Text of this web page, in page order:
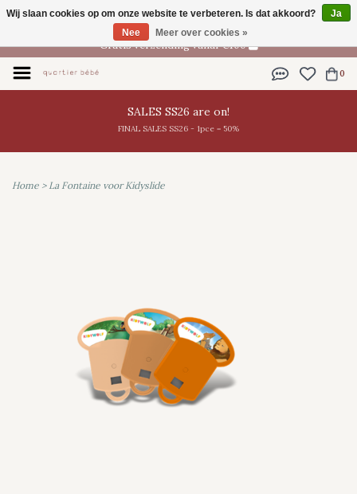
NL
Gratis verzending vanaf €100
0
SALES SS26 are on!
FINAL SALES SS26 - 1pce = 50%
Home > La Fontaine voor Kidyslide
Wij slaan cookies op om onze website te verbeteren. Is dat akkoord?
Ja
Nee
Meer over cookies »